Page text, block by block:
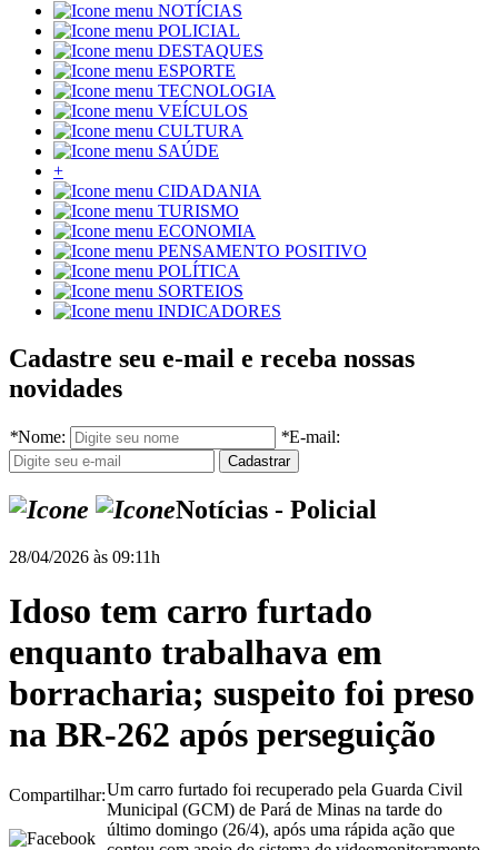
NOTÍCIAS
POLICIAL
DESTAQUES
ESPORTE
TECNOLOGIA
VEÍCULOS
CULTURA
SAÚDE
+
CIDADANIA
TURISMO
ECONOMIA
PENSAMENTO POSITIVO
POLÍTICA
SORTEIOS
INDICADORES
Cadastre seu e-mail e receba nossas
novidades
*Nome: *E-mail:
Notícias - Policial
28/04/2026 às 09:11h
Idoso tem carro furtado
enquanto trabalhava em
borracharia; suspeito foi preso
na BR-262 após perseguição
Compartilhar:Um carro furtado foi recuperado pela Guarda Civil
Municipal (GCM) de Pará de Minas na tarde do
último domingo (26/4), após uma rápida ação que